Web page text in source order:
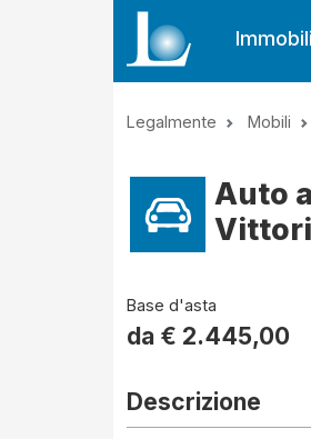
Immobili
Legalmente Mobili
Auto
Base d'asta
da € 2.445,00
Descrizione